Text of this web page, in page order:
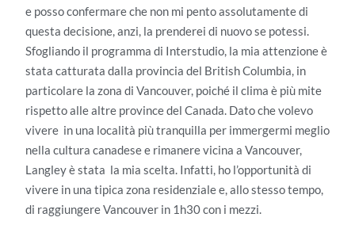
e posso confermare che non mi pento assolutamente di
questa decisione, anzi, la prenderei di nuovo se potessi.
Sfogliando il programma di Interstudio, la mia attenzione è
stata catturata dalla provincia del British Columbia, in
particolare la zona di Vancouver, poiché il clima è più mite
rispetto alle altre province del Canada. Dato che volevo
vivere in una località più tranquilla per immergermi meglio
nella cultura canadese e rimanere vicina a Vancouver,
Langley è stata la mia scelta. Infatti, ho l’opportunità di
vivere in una tipica zona residenziale e, allo stesso tempo,
di raggiungere Vancouver in 1h30 con i mezzi.